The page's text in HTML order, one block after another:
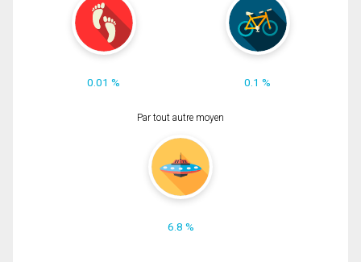
0.01 % 0.1 %
Par tout autre moyen
6.8 %